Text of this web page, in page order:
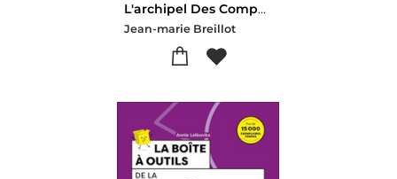
L'archipel Des Competences : Accomplir Son Travail Et S'accomplir Au Travail... Reveler Et Valoriser Vos Competences
Jean-marie Breillot